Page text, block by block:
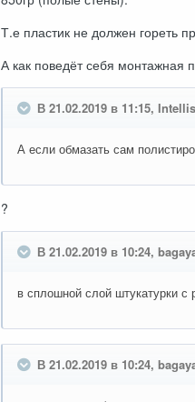
Т.е пластик не должен гореть
А как поведёт себя монтажная
В 21.02.2019 в 11:15,
А если обмазать сам
?
В 21.02.2019 в 10:24,
в сплошной слой штукатурки
В 21.02.2019 в 10:24,